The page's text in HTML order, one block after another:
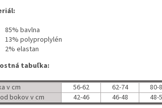
85% bavlna
13% polyproplylén
2% elastan
tabuľka:
v cm 56-62 62-74
80-
bokov v cm
42-46 46-48 48-